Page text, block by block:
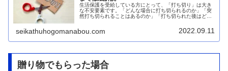
生活保護を受給している方にとって、「打ち切り」は大き
な不安要素です。「どんな場合に打ち切られるのか」「突
然打ち切られることはあるのか」「打ち切られた後はどう
seikathuhogomanabou.com 2022.09.11
贈り物でもらった場合